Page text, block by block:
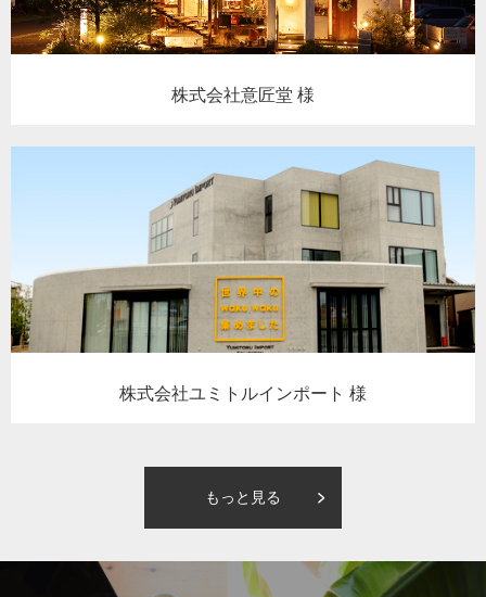
株式会社意匠堂 様
株式会社ユミトルインポート 様
もっと見る